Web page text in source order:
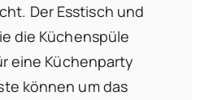
Der Esstisch und
die Küchenspüle
eine Küchenparty
können um das